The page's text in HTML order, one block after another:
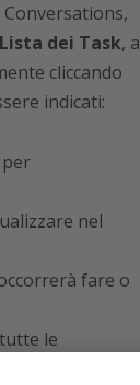
Lista dei Task, a
cliccando
indicati:
nel
fare o
le